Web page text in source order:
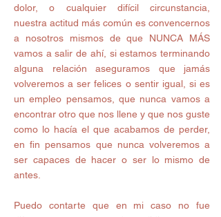
dolor, o cualquier difícil circunstancia,
nuestra actitud más común es convencernos
a nosotros mismos de que NUNCA MÁS
vamos a salir de ahí, si estamos terminando
alguna relación aseguramos que jamás
volveremos a ser felices o sentir igual, si es
un empleo pensamos, que nunca vamos a
encontrar otro que nos llene y que nos guste
como lo hacía el que acabamos de perder,
en fin pensamos que nunca volveremos a
ser capaces de hacer o ser lo mismo de
antes.
Puedo contarte que en mi caso no fue